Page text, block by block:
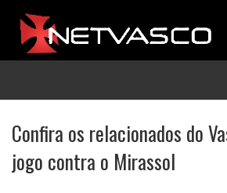
Confira os relacionados do
jogo contra o Mirassol